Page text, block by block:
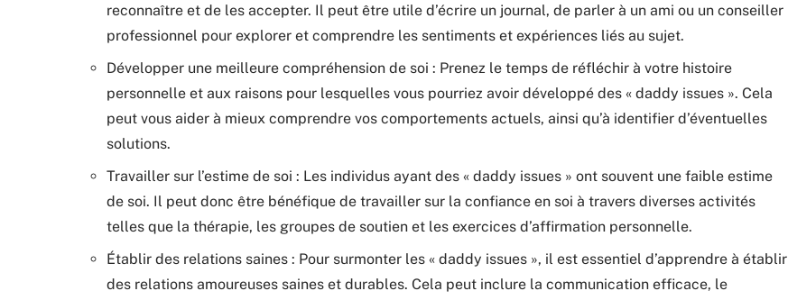
reconnaître et de les accepter. Il peut être utile d’écrire un journal, de parler à un ami ou un conseiller
professionnel pour explorer et comprendre les sentiments et expériences liés au sujet.
Développer une meilleure compréhension de soi : Prenez le temps de réfléchir à votre histoire
personnelle et aux raisons pour lesquelles vous pourriez avoir développé des « daddy issues ». Cela
peut vous aider à mieux comprendre vos comportements actuels, ainsi qu’à identifier d’éventuelles
solutions.
Travailler sur l’estime de soi : Les individus ayant des « daddy issues » ont souvent une faible estime
de soi. Il peut donc être bénéfique de travailler sur la confiance en soi à travers diverses activités
telles que la thérapie, les groupes de soutien et les exercices d’affirmation personnelle.
Établir des relations saines : Pour surmonter les « daddy issues », il est essentiel d’apprendre à établir
des relations amoureuses saines et durables. Cela peut inclure la communication efficace, le